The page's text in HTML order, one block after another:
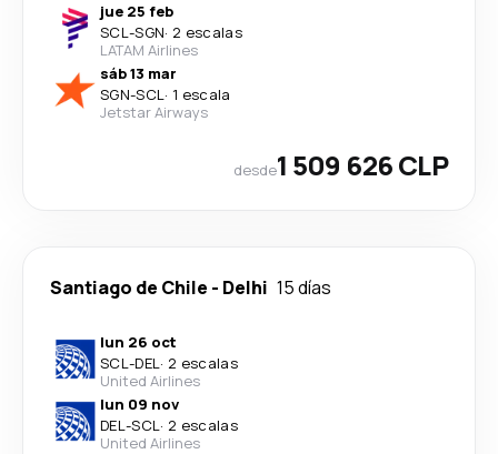
jue 25 feb
SCL-SGN· 2 escalas
LATAM Airlines
sáb 13 mar
SGN-SCL· 1 escala
Jetstar Airways
desde1 509 626 CLP
Santiago de Chile - Delhi 15 días
lun 26 oct
SCL-DEL· 2 escalas
United Airlines
lun 09 nov
DEL-SCL· 2 escalas
United Airlines